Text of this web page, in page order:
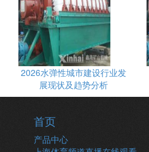
2026水弹性城市建设行业发
展现状及趋势分析
首页
产品中心